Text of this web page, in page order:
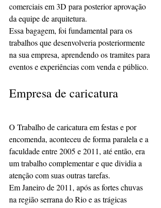
comerciais em 3D para posterior aprovação
da equipe de arquitetura.
Essa bagagem, foi fundamental para os
trabalhos que desenvolveria posteriormente
na sua empresa, aprendendo os tramites para
eventos e experiências com venda e público.
Empresa de caricatura
O Trabalho de caricatura em festas e por
encomenda, aconteceu de forma paralela e a
faculdade entre 2005 e 2011, até então, era
um trabalho complementar e que dividia a
atenção com suas outras tarefas.
Em Janeiro de 2011, após as fortes chuvas
na região serrana do Rio e as trágicas